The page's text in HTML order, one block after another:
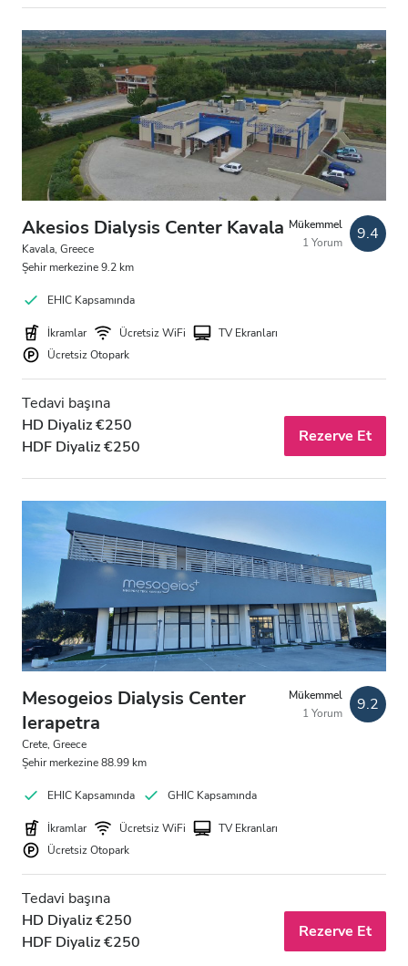
Ücretsiz Otopark
Fiyat
0 - 100 EUR
100 - 200 EUR
200 - 300 EUR
300+ EUR
Vardiyalar
Sabah
Öğleden Sonra
Akşam
İyi
Çok İyi
Mükemmel
Akesios Dialysis Center Kavala
Kavala, Greece
Şehir merkezine 9.2 km
Mükemmel
1 Yorum
9.4
EHIC Kapsamında
İkramlar Ücretsiz WiFi
TV Ekranları
Ücretsiz Otopark
Tedavi başına
HD Diyaliz €250
HDF Diyaliz €250
Rezerve Et
Mesogeios Dialysis Center
Ierapetra
Crete, Greece
Şehir merkezine 88.99 km
Mükemmel
1 Yorum
9.2
EHIC Kapsamında GHIC Kapsamında
İkramlar Ücretsiz WiFi
TV Ekranları
Ücretsiz Otopark
Tedavi başına
HD Diyaliz €250
HDF Diyaliz €250
Rezerve Et